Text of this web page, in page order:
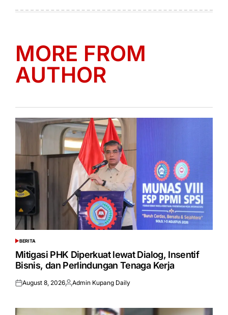
MORE FROM
AUTHOR
POSTED
IN
BERITA
Mitigasi PHK Diperkuat lewat Dialog, Insentif
Bisnis, dan Perlindungan Tenaga Kerja
Posted
August 8, 2026Posted
Admin Kupang Daily